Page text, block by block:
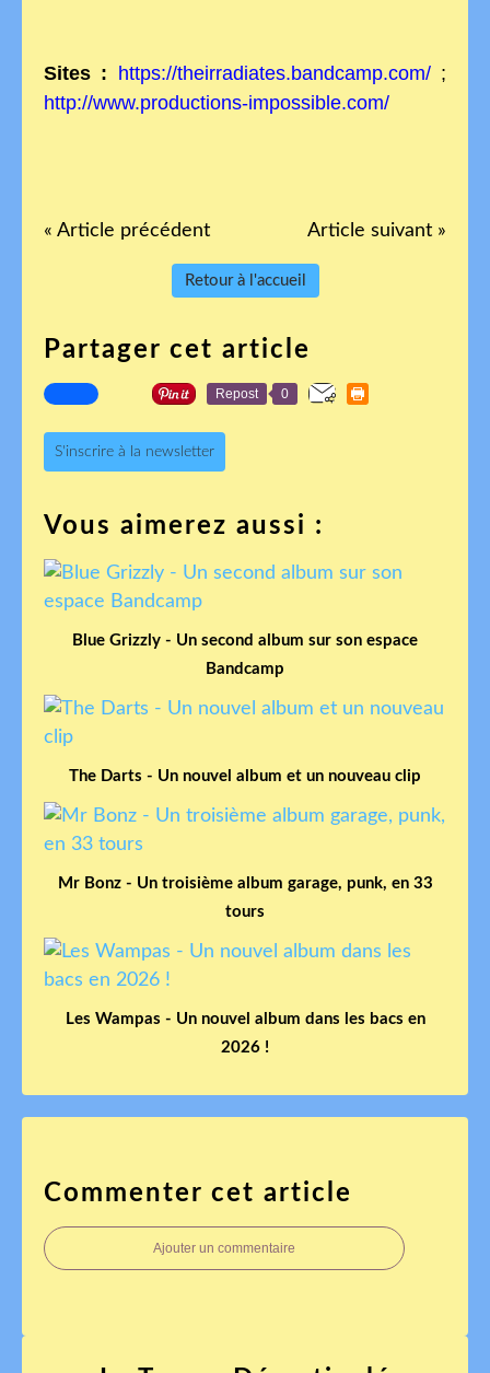
Sites : https://theirradiates.bandcamp.com/;
http://www.productions-impossible.com/
« Article précédent Article suivant »
Retour à l'accueil
Partager cet article
Repost 0
S'inscrire à la newsletter
Vous aimerez aussi :
Blue Grizzly - Un second album sur son espace
Bandcamp
The Darts - Un nouvel album et un nouveau clip
Mr Bonz - Un troisième album garage, punk, en 33
tours
Les Wampas - Un nouvel album dans les bacs en
2026 !
Commenter cet article
Ajouter un commentaire